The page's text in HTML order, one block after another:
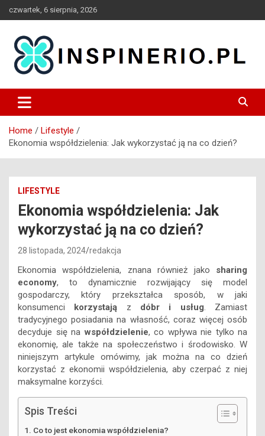
to
czwartek, 6 sierpnia, 2026
Inspinerio
Home
Lifestyle
Ekonomia współdzielenia: Jak wykorzystać ją na co dzień?
LIFESTYLE
Ekonomia współdzielenia: Jak
wykorzystać ją na co dzień?
28 listopada, 2024 redakcja
Ekonomia współdzielenia, znana również jako sharing
economy, to dynamicznie rozwijający się model
gospodarczy, który przekształca sposób, w jaki
konsumenci
korzystają z dóbr i usług. Zamiast
tradycyjnego posiadania na własność, coraz więcej osób
decyduje się nawspółdzielenie, co wpływa nie tylko na
ekonomię, ale także na społeczeństwo i środowisko. W
niniejszym artykule omówimy, jak można na co dzień
korzystać z ekonomii współdzielenia, aby czerpać z niej
maksymalne korzyści.
Spis Treści
Co to jest ekonomia współdzielenia?